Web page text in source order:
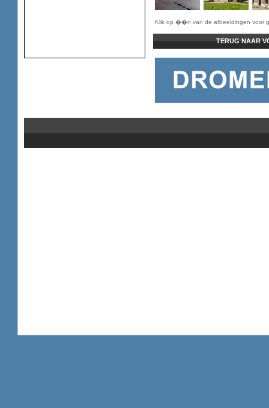
Klik op ��n van de afbeeldingen voor
TERUG NAAR